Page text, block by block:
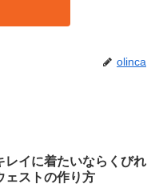
olinca
レイに着たいならくびれ
ェストの作り方